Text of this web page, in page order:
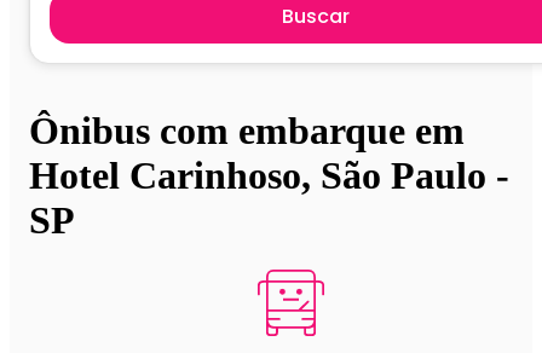
Buscar
Ônibus com embarque em
Hotel Carinhoso, São Paulo -
SP